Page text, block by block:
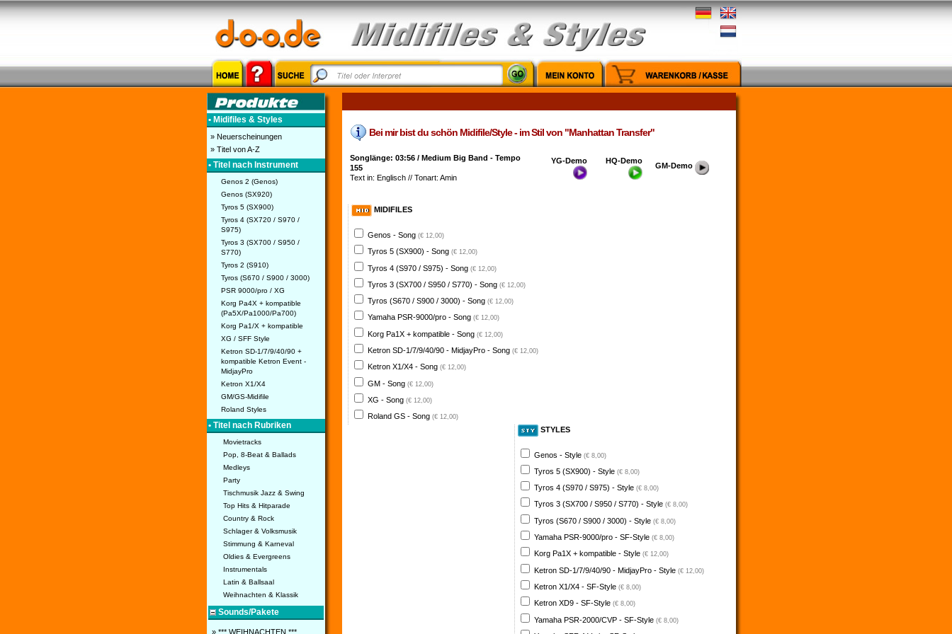
• Midifiles & Styles
» Neuerscheinungen
» Titel von A-Z
• Titel nach Instrument
Genos 2 (Genos)
Genos (SX920)
Tyros 5 (SX900)
Tyros 4 (SX720 / S970 /
S975)
Tyros 3 (SX700 / S950 /
S770)
Tyros 2 (S910)
Tyros (S670 / S900 / 3000)
PSR 9000/pro / XG
Korg Pa4X + kompatible
(Pa5X/Pa1000/Pa700)
Korg Pa1/X + kompatible
XG / SFF Style
Ketron SD-1/7/9/40/90 +
kompatible Ketron Event -
MidjayPro
Ketron X1/X4
GM/GS-Midifile
Roland Styles
• Titel nach Rubriken
Movietracks
Pop, 8-Beat & Ballads
Medleys
Party
Tischmusik Jazz & Swing
Top Hits & Hitparade
Country & Rock
Schlager & Volksmusik
Stimmung & Karneval
Oldies & Evergreens
Instrumentals
Latin & Ballsaal
Weihnachten & Klassik
Sounds/Pakete
» *** WEIHNACHTEN ***
Bei mir bist du schön Midifile/Style - im Stil von "Manhattan Transfer"
Songlänge: 03:56 / Medium Big Band - Tempo
155
Text in: Englisch // Tonart: Amin
YG-Demo HQ-Demo
GM-Demo
MIDIFILES
Genos - Song (€ 12,00)
Tyros 5 (SX900) - Song (€ 12,00)
Tyros 4 (S970 / S975) - Song (€ 12,00)
Tyros 3 (SX700 / S950 / S770) - Song (€ 12,00)
Tyros (S670 / S900 / 3000) - Song (€ 12,00)
Yamaha PSR-9000/pro - Song (€ 12,00)
Korg Pa1X + kompatible - Song (€ 12,00)
Ketron SD-1/7/9/40/90 - MidjayPro - Song (€ 12,00)
Ketron X1/X4 - Song (€ 12,00)
GM - Song (€ 12,00)
XG - Song (€ 12,00)
Roland GS - Song (€ 12,00)
STYLES
Genos - Style (€ 8,00)
Tyros 5 (SX900) - Style (€ 8,00)
Tyros 4 (S970 / S975) - Style (€ 8,00)
Tyros 3 (SX700 / S950 / S770) - Style (€ 8,00)
Tyros (S670 / S900 / 3000) - Style (€ 8,00)
Yamaha PSR-9000/pro - SF-Style (€ 8,00)
Korg Pa1X + kompatible - Style (€ 12,00)
Ketron SD-1/7/9/40/90 - MidjayPro - Style (€ 12,00)
Ketron X1/X4 - SF-Style (€ 8,00)
Ketron XD9 - SF-Style (€ 8,00)
Yamaha PSR-2000/CVP - SF-Style (€ 8,00)